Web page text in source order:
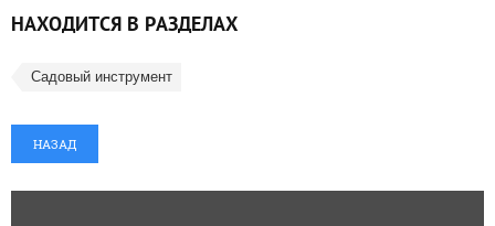
НАХОДИТСЯ В РАЗДЕЛАХ
Садовый инструмент
НАЗАД